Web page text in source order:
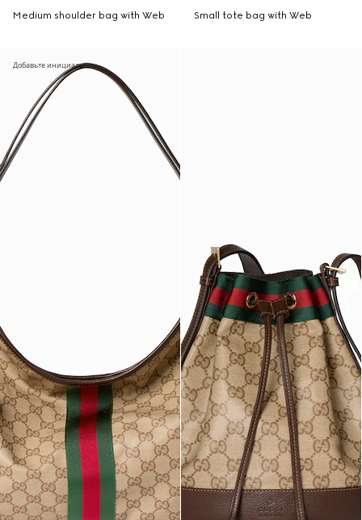
Medium shoulder bag with Web Small tote bag with Web
Добавьте инициалы